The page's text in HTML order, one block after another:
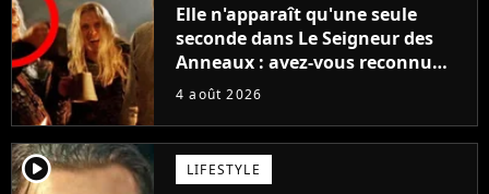
Elle n'apparaît qu'une seule
seconde dans Le Seigneur des
Anneaux : avez-vous reconnu
cette légende du cinéma dans la
4 août 2026
player2 LIFESTYLE